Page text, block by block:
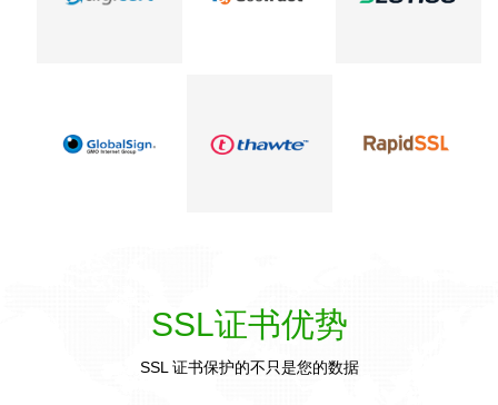
SSL证书优势
SSL 证书保护的不只是您的数据